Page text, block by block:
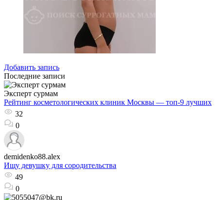
Добавить запись
Последние записи
Эксперт сурмам
Рейтинг косметологических клиник Москвы — топ-9 лучших
32
0
demidenko88.alex
Ищу девушку для сородительства
49
0